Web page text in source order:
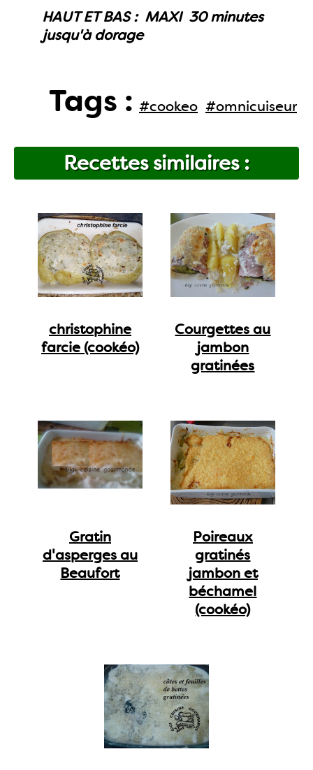
HAUT ET BAS : MAXI 30 minutes
jusqu'à dorage
Tags : #cookeo #omnicuiseur
Recettes similaires :
christophine
farcie (cookéo)
Courgettes au
jambon
gratinées
Gratin
d'asperges au
Beaufort
Poireaux
gratinés
jambon et
béchamel
(cookéo)